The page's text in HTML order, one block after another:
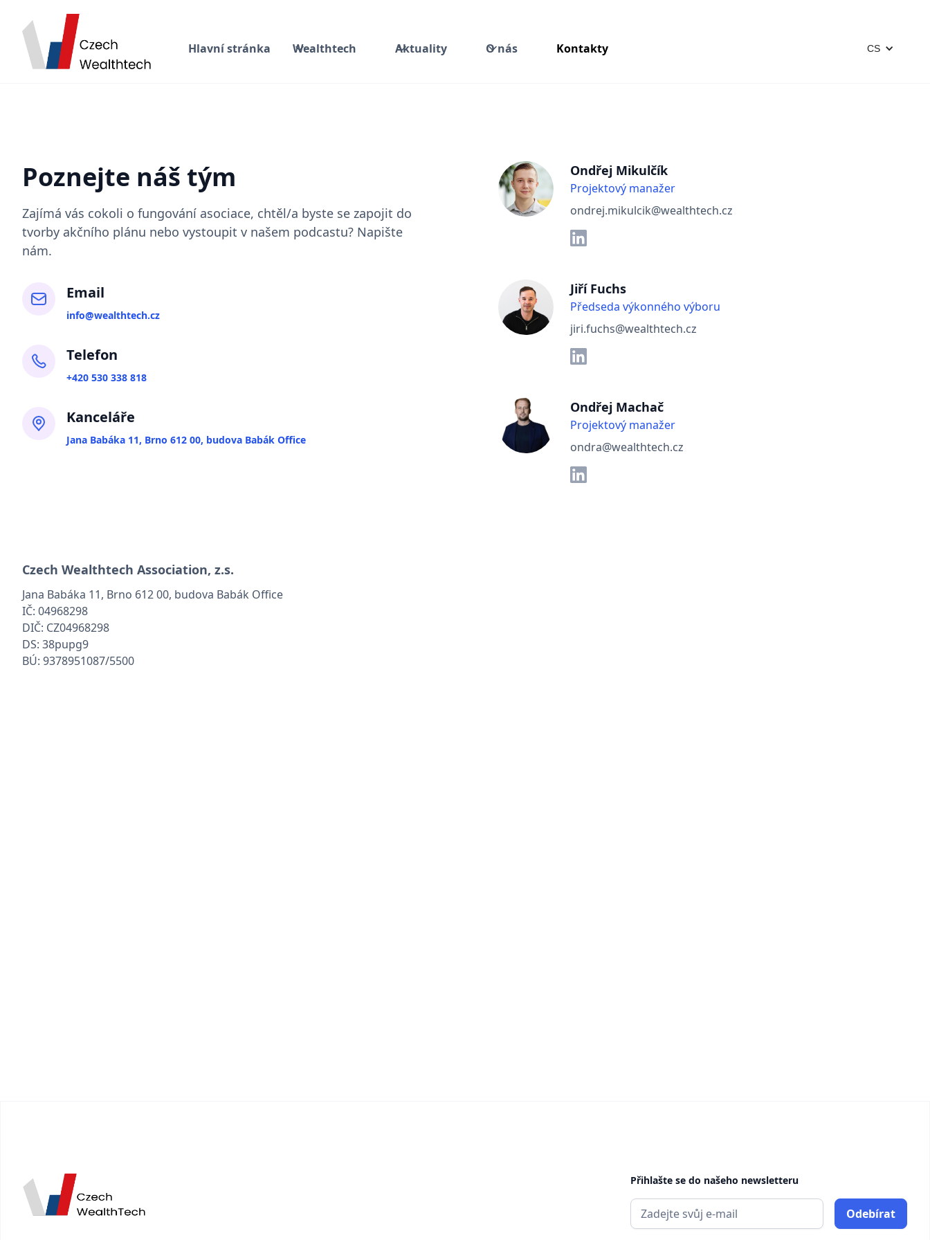
Hlavní stránka Wealthtech Aktuality O nás Kontakty CS
Poznejte náš tým
Zajímá vás cokoli o fungování asociace, chtěl/a byste se zapojit do
tvorby akčního plánu nebo vystoupit v našem podcastu? Napište
nám.
Email
info@wealthtech.cz
Telefon
+420 530 338 818
Kanceláře
Jana Babáka 11, Brno 612 00, budova Babák Office
Ondřej Mikulčík
Projektový manažer
ondrej.mikulcik@wealthtech.cz
Jiří Fuchs
Předseda výkonného výboru
jiri.fuchs@wealthtech.cz
Ondřej Machač
Projektový manažer
ondra@wealthtech.cz
Czech Wealthtech Association, z.s.
Jana Babáka 11, Brno 612 00, budova Babák Office
IČ: 04968298
DIČ: CZ04968298
DS: 38pupg9
BÚ: 9378951087/5500
Přihlašte se do našeho newsletteru